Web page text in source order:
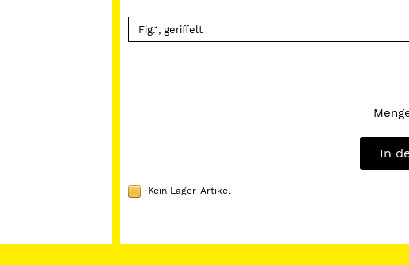
In
Kein Lager-Artikel